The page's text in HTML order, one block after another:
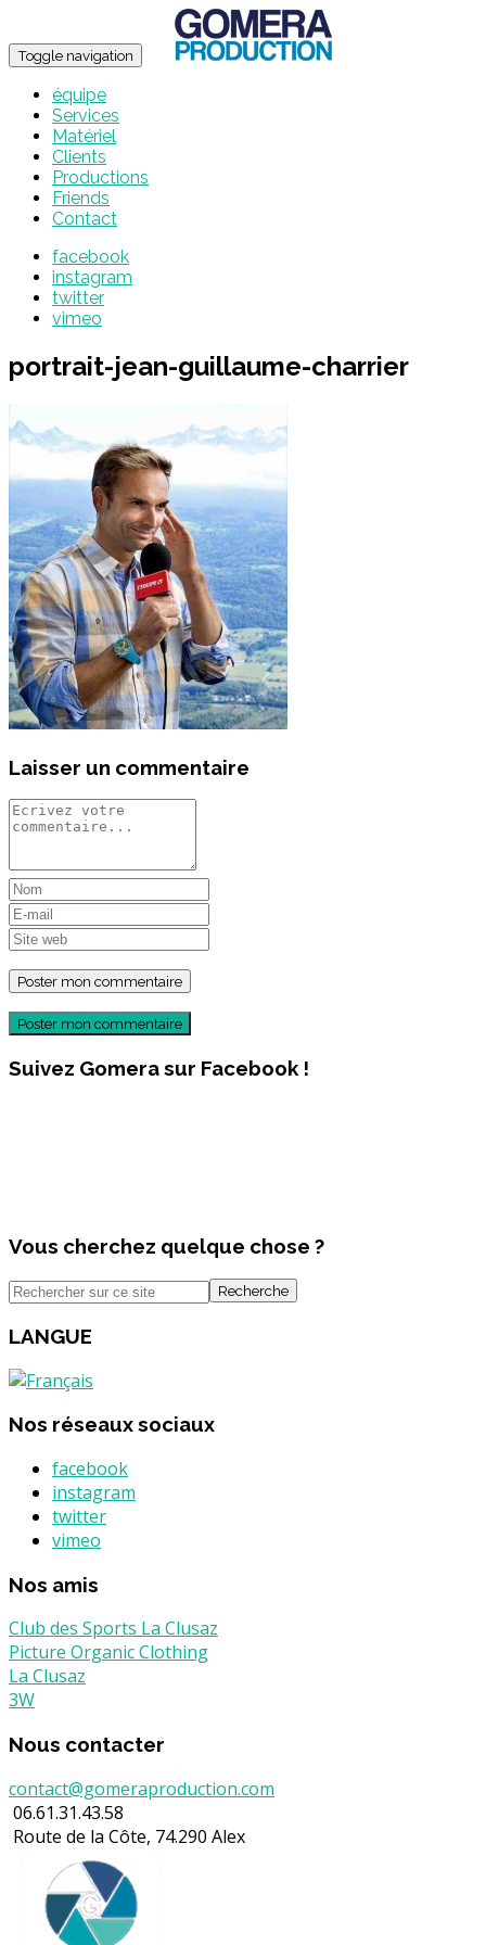
Toggle navigation
équipe
Services
Matériel
Clients
Productions
Friends
Contact
facebook
instagram
twitter
vimeo
portrait-jean-guillaume-charrier
Laisser un commentaire
Poster mon commentaire
Suivez Gomera sur Facebook !
Vous cherchez quelque chose ?
Recherche
LANGUE
Nos réseaux sociaux
facebook
instagram
twitter
vimeo
Nos amis
Club des Sports La Clusaz
Picture Organic Clothing
La Clusaz
3W
Nous contacter
contact@gomeraproduction.com
06.61.31.43.58
Route de la Côte, 74.290 Alex